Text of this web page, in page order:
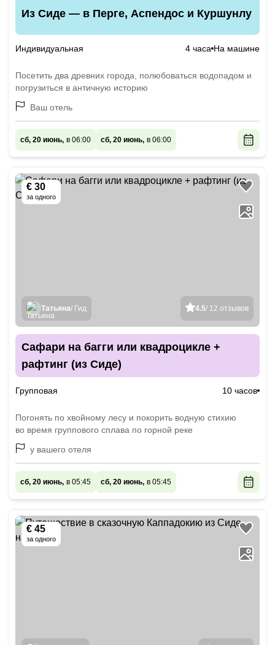
Из Сиде — в Перге, Аспендос и Куршунлу
Индивидуальная 4 часа На машине
Посетить два древних города, полюбоваться водопадом и
погрузиться в античную историю
Ваш отель
сб, 20 июнь, в 06:00 сб, 20 июнь, в 06:00
€ 30
за одного
4.5/ 12 отзывов
Татьяна/ Гид
Сафари на багги или квадроцикле +
рафтинг (из Сиде)
Групповая 10 часов
Погонять по хвойному лесу и покорить водную стихию
во время группового сплава по горной реке
у вашего отеля
сб, 20 июнь, в 05:45 сб, 20 июнь, в 05:45
€ 45
за одного